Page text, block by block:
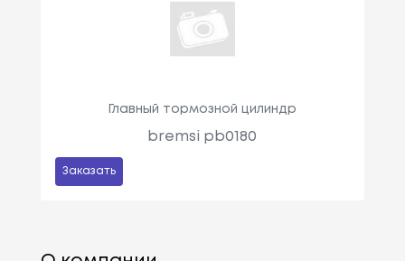
Главный тормозной цилиндр
bremsi pb0180
Заказать